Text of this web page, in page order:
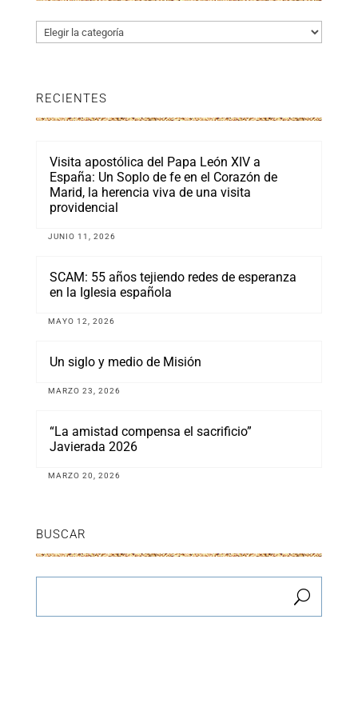
Categorías
RECIENTES
Visita apostólica del Papa León XIV a
España: Un Soplo de fe en el Corazón de
Marid, la herencia viva de una visita
providencial
JUNIO 11, 2026
SCAM: 55 años tejiendo redes de esperanza
en la Iglesia española
MAYO 12, 2026
Un siglo y medio de Misión
MARZO 23, 2026
“La amistad compensa el sacrificio”
Javierada 2026
MARZO 20, 2026
BUSCAR